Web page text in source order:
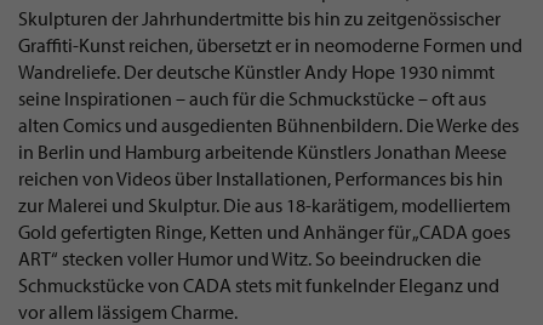
Skulpturen der Jahrhundertmitte bis hin zu zeitgenössischer
Graffiti-Kunst reichen, übersetzt er in neomoderne Formen und
Wandreliefe. Der deutsche Künstler Andy Hope 1930 nimmt
seine Inspirationen – auch für die Schmuckstücke – oft aus
alten Comics und ausgedienten Bühnenbildern. Die Werke des
in Berlin und Hamburg arbeitende Künstlers Jonathan Meese
reichen von Videos über Installationen, Performances bis hin
zur Malerei und Skulptur. Die aus 18-karätigem, modelliertem
Gold gefertigten Ringe, Ketten und Anhänger für „CADA goes
ART“ stecken voller Humor und Witz. So beeindrucken die
Schmuckstücke von CADA stets mit funkelnder Eleganz und
vor allem lässigem Charme.